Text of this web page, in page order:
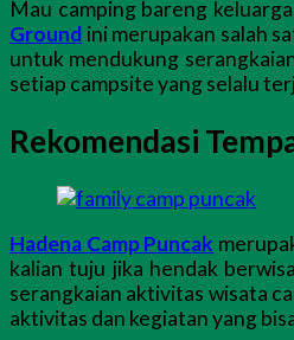
Mau camping bareng
Ground ini merupakan salah
untuk mendukung
setiap campsite yang selalu
Rekomendasi
Hadena Camp Puncak
kalian tuju jika hendak
serangkaian aktivitas wisata
aktivitas dan kegiatan yang